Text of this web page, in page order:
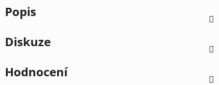
Popis
Diskuze
Hodnocení